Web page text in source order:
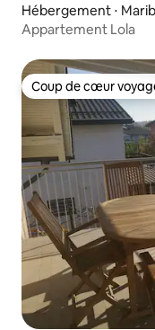
Hébergement ⋅
Appartement Lola
Coup de cœur
Coup de cœur